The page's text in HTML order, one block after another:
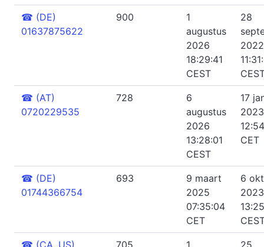
☎ (DE)
01637875622
900
1
augustus
2026
18:29:41
CEST
28
2022
☎ (AT)
0720229535
728
6
augustus
2026
13:28:01
CEST
17
2023
CET
☎ (DE)
01744366754
693
9 maart
2025
07:35:04
CET
6
2023
☎ (CA, US)
705
1
25